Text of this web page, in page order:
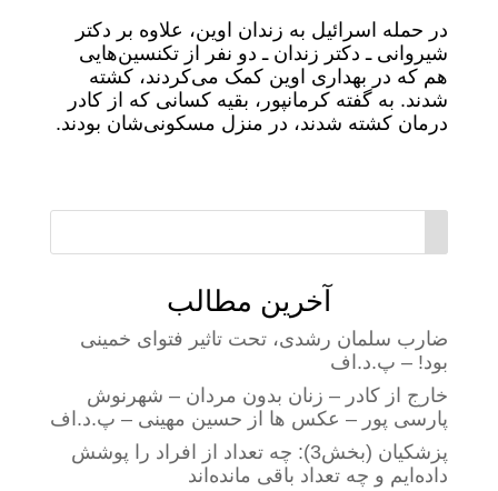
در حمله اسرائیل به زندان اوین، علاوه بر دکتر
شیروانی ـ دکتر زندان ـ دو نفر از تکنسین‌هایی
هم که در بهداری اوین کمک می‌کردند، کشته
شدند. به گفته کرمانپور، بقیه کسانی که از کادر
درمان کشته شدند، در منزل مسکونی‌شان بودند.
آخرین مطالب
ضارب سلمان رشدی، تحت تاثیر فتوای خمینی
بود! – پ.د.اف
خارج از کادر – زنان بدون مردان – شهرنوش
پارسی پور – عکس ها از حسین مهینی – پ.د.اف
پزشکیان (بخش3): چه تعداد از افراد را پوشش
داده‌ایم و چه تعداد باقی مانده‌اند